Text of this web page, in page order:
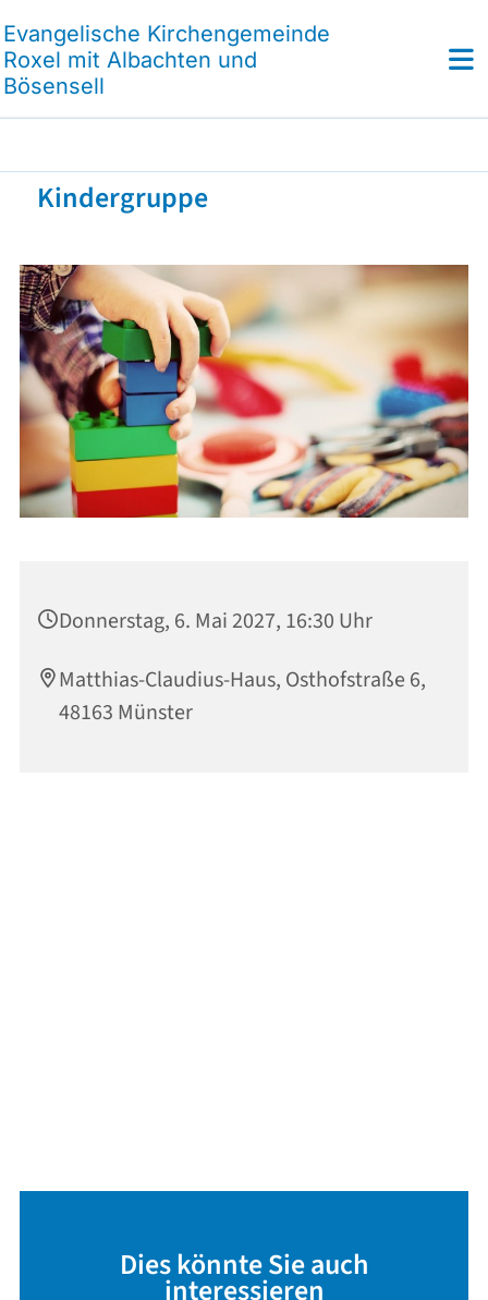
Evangelische Kirchengemeinde
Roxel mit Albachten und
Bösensell
Kindergruppe
Donnerstag, 6. Mai 2027, 16:30 Uhr
Matthias-Claudius-Haus, Osthofstraße 6,
48163 Münster
Dies könnte Sie auch
interessieren